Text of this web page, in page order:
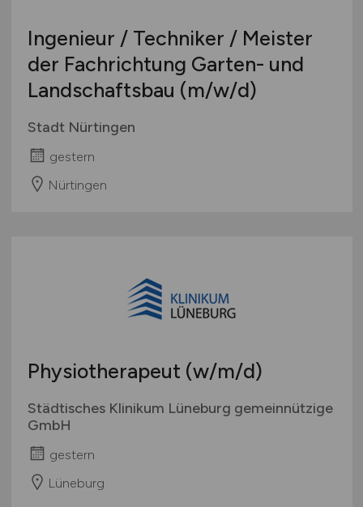
Ingenieur / Techniker / Meister
der Fachrichtung Garten- und
Landschaftsbau (m/w/d)
Stadt Nürtingen
gestern
Nürtingen
Physiotherapeut (w/m/d)
Städtisches Klinikum Lüneburg gemeinnützige
GmbH
gestern
Lüneburg